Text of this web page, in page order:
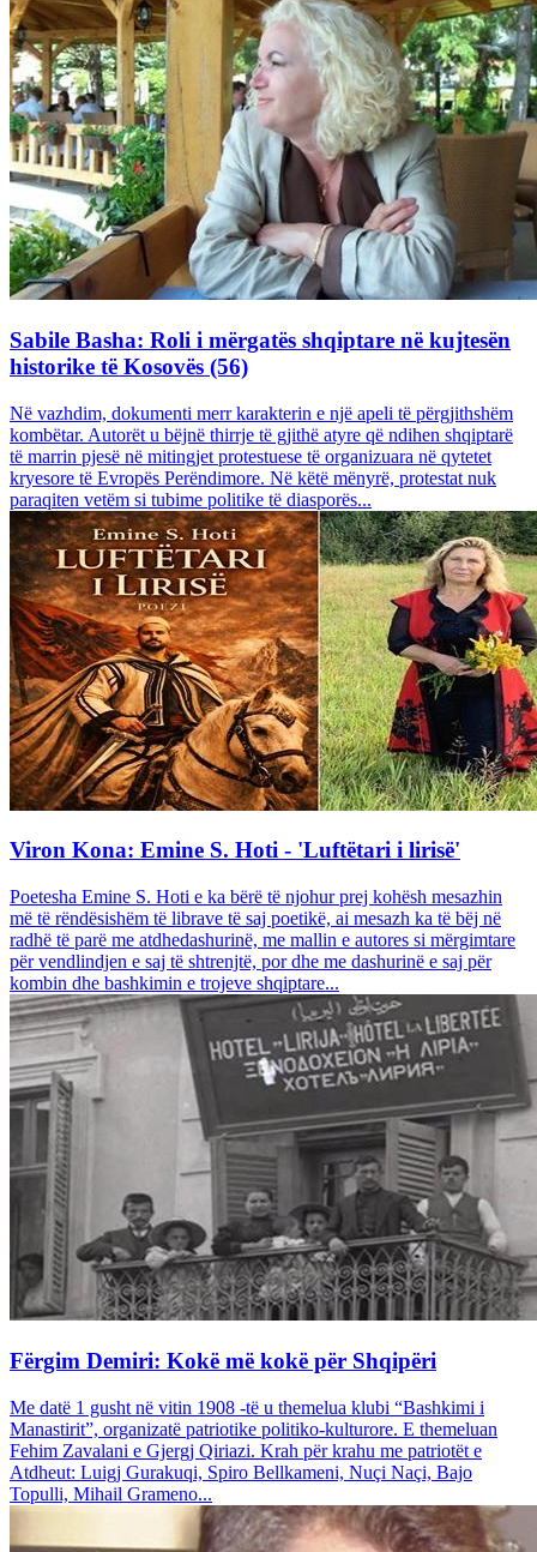
Sabile Basha: Roli i mërgatës shqiptare në kujtesën
historike të Kosovës (56)
Në vazhdim, dokumenti merr karakterin e një apeli të përgjithshëm
kombëtar. Autorët u bëjnë thirrje të gjithë atyre që ndihen shqiptarë
të marrin pjesë në mitingjet protestuese të organizuara në qytetet
kryesore të Evropës Perëndimore. Në këtë mënyrë, protestat nuk
paraqiten vetëm si tubime politike të diasporës...
Viron Kona: Emine S. Hoti - 'Luftëtari i lirisë'
Poetesha Emine S. Hoti e ka bërë të njohur prej kohësh mesazhin
më të rëndësishëm të librave të saj poetikë, ai mesazh ka të bëj në
radhë të parë me atdhedashurinë, me mallin e autores si mërgimtare
për vendlindjen e saj të shtrenjtë, por dhe me dashurinë e saj për
kombin dhe bashkimin e trojeve shqiptare...
Fërgim Demiri: Kokë më kokë për Shqipëri
Me datë 1 gusht në vitin 1908 -të u themelua klubi “Bashkimi i
Manastirit”, organizatë patriotike politiko-kulturore. E themeluan
Fehim Zavalani e Gjergj Qiriazi. Krah për krahu me patriotët e
Atdheut: Luigj Gurakuqi, Spiro Bellkameni, Nuçi Naçi, Bajo
Topulli, Mihail Grameno...